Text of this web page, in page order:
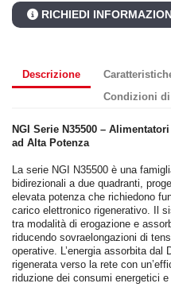
RICHIEDI
Descrizione
Condizioni
NGI Serie N35500 –
ad Alta Potenza
La serie NGI N35500 è una
bidirezionali a due quadranti,
elevata potenza che richiedono
carico elettronico rigenerativo. Il
tra modalità di erogazione e
riducendo sovraelongazioni di
operative. L’energia assorbita dal
rigenerata verso la rete con
riduzione dei consumi energetici